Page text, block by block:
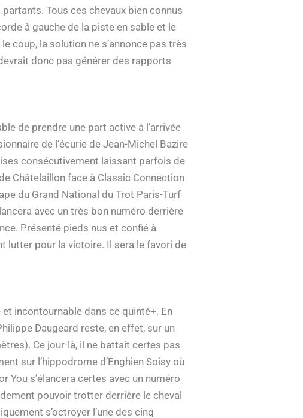
Tous ces chevaux bien connus
à gauche de la piste en sable et le
coup, la solution ne s’annonce pas très
donc pas générer des rapports
de prendre une part active à l’arrivée
de l’écurie de Jean-Michel Bazire
consécutivement laissant parfois de
Châtelaillon face à Classic Connection
du Grand National du Trot Paris-Turf
avec un très bon numéro derrière
Présenté pieds nus et confié à
lutter pour la victoire. Il sera le favori de
incontournable dans ce quinté+. En
Daugeard reste, en effet, sur un
Ce jour-là, il ne battait certes pas
sur l’hippodrome d’Enghien Soisy où
You s’élancera certes avec un numéro
pouvoir trotter derrière le cheval
s’octroyer l’une des cinq